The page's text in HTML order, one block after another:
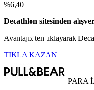
%6,40
Decathlon sitesinden
Avantajix'ten tıklayarak
TIKLA KAZAN
PARA